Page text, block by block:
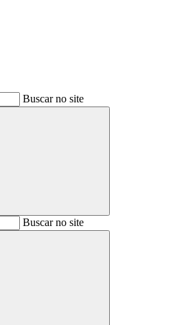
Buscar no site
BuscarBuscar no site